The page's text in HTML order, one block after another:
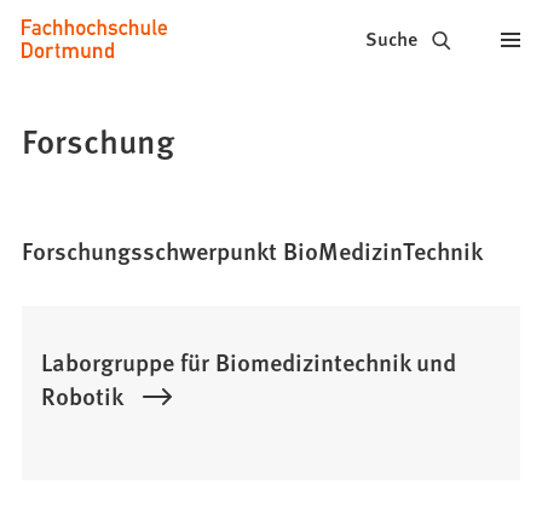
Inhalt anspringen
Fachhochschule
Dortmund
Studium,
Bewerbung
Suche
Forschung
Forschungsschwerpunkt BioMedizinTechnik
Laborgruppe für Biomedizintechnik und
Robotik